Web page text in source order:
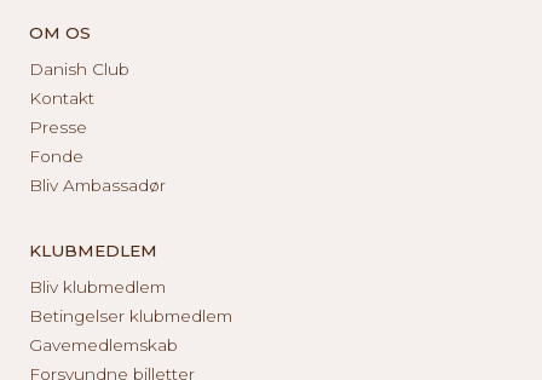
OM OS
Danish Club
Kontakt
Presse
Fonde
Bliv Ambassadør
KLUBMEDLEM
Bliv klubmedlem
Betingelser klubmedlem
Gavemedlemskab
Forsvundne billetter